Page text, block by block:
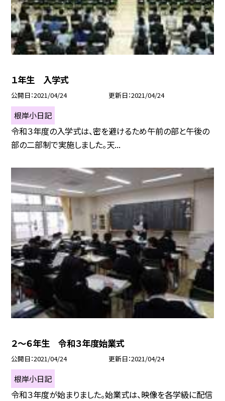
１年生 入学式
公開日 2021/04/24 更新日 2021/04/24
根岸小日記
令和３年度の入学式は、密を避けるため午前の部と午後の
部の二部制で実施しました。天...
２〜６年生 令和３年度始業式
公開日 2021/04/24 更新日 2021/04/24
根岸小日記
令和３年度が始まりました。始業式は、映像を各学級に配信